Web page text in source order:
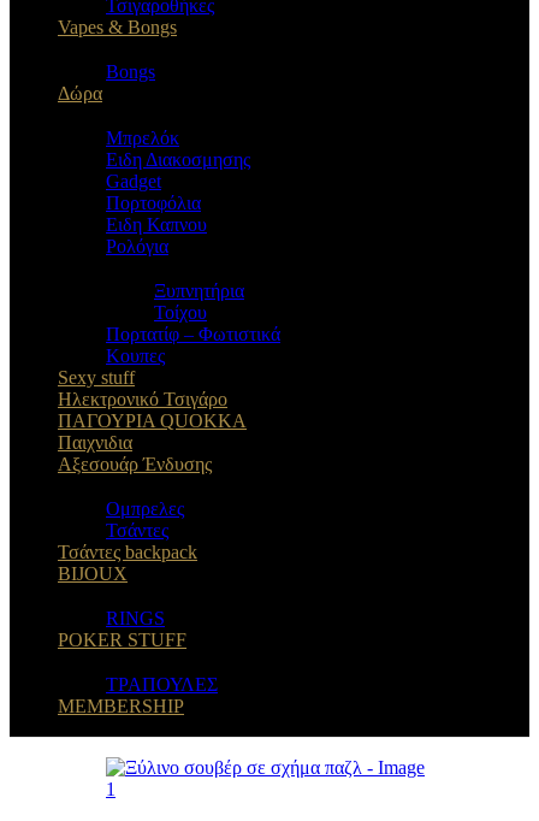
Τσιγαροθήκες
Vapes & Bongs
Bongs
Δώρα
Μπρελόκ
Eιδη Διακοσμησης
Gadget
Πορτοφόλια
Ειδη Καπνου
Ρολόγια
Ξυπνητήρια
Τοίχου
Πορτατίφ – Φωτιστικά
Κουπες
Sexy stuff
Ηλεκτρονικό Τσιγάρο
ΠΑΓΟΥΡΙΑ QUOKKA
Παιχνιδια
Αξεσουάρ Ένδυσης
Oμπρελες
Τσάντες
Τσάντες backpack
BIJOUX
RINGS
POKER STUFF
ΤΡΑΠΟΥΛΕΣ
MEMBERSHIP